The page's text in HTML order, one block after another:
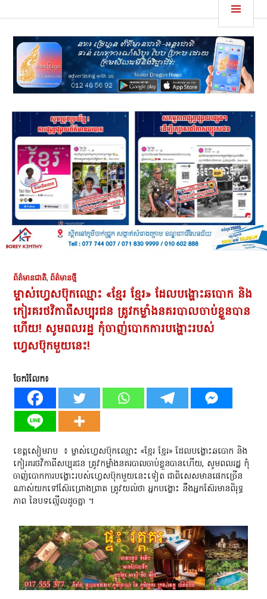
to នគរដ្រេហ្គន
ព័ត៌មានជាតិ, ព័ត៌មានថ្មី
ម្ចាស់ហ្វេសប៊ុកឈ្មោះ «ខ្មែរ ខ្មែរ» ដែលបង្ហោះឆបោក និង
កៀរគរថវិកាពីសប្បុរជន ត្រូវកម្លាំងនគរបាលចាប់ខ្លួនបាន
ហើយ! សូមពលរដ្ឋ កុំចាញ់បោកការបង្ហោះរបស់
ហ្វេសប៊ុកមួយនេះ!​
ចែករំលែក៖
ខេត្តសៀមរាប ៖ ម្ចាស់ហ្វេសប៊ុកឈ្មោះ «ខ្មែរ ខ្មែរ» ដែលបង្ហោះឆបោក និង
កៀរគរថវិកាពីសប្បុរជន ត្រូវកម្លាំងនគរបាលចាប់ខ្លួនបានហើយ, សូមពលរដ្ឋ កុំ
ចាញ់បោកការបង្ហោះរបស់ហ្វេសប៊ុកមួយនេះទៀត ជាពិសេសមានផេកច្រើន
ណាស់យកទៅស៊ែរព្រោងព្រាត ត្រូវយល់ថា អ្នកបង្ហោះ នឹងអ្នកស៊ែរមានពិរុទ្ធ
ភាព នៃបទល្មើលដូចគ្នា ។